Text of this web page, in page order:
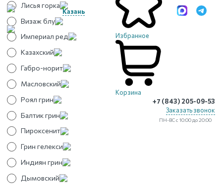
Казань
Избранное
Корзина
+7 (843) 205-09-53
Заказать звонок
ПН-ВС с 10:00 до 20:00
Лисья горка
Визаж блу
Империал ред
Казахский
Габро-норит
Масловский
Роял грин
Балтик грин
Пироксенит
Грин гелекси
Индиян грин
Дымовский